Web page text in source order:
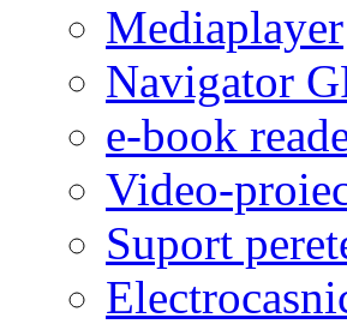
Mediaplayer
Navigator
e-book
Video-
Suport